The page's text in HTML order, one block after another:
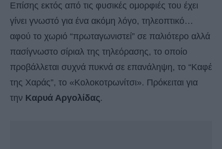
Επίσης εκτός από τις φυσικές ομορφιές του έχει
γίνει γνωστό για ένα ακόμη λόγο, τηλεοπτικό…
αφού το χωριό “πρωταγωνιστεί” σε παλιότερο αλλά
πασίγνωστο σίριαλ της τηλεόρασης, το οποίο
προβάλλεται συχνά πυκνά σε επανάληψη, το “Καφέ
της Χαράς”, το «Κολοκοτρωνίτσι». Πρόκειται για
την Καρυά Αργολίδας.